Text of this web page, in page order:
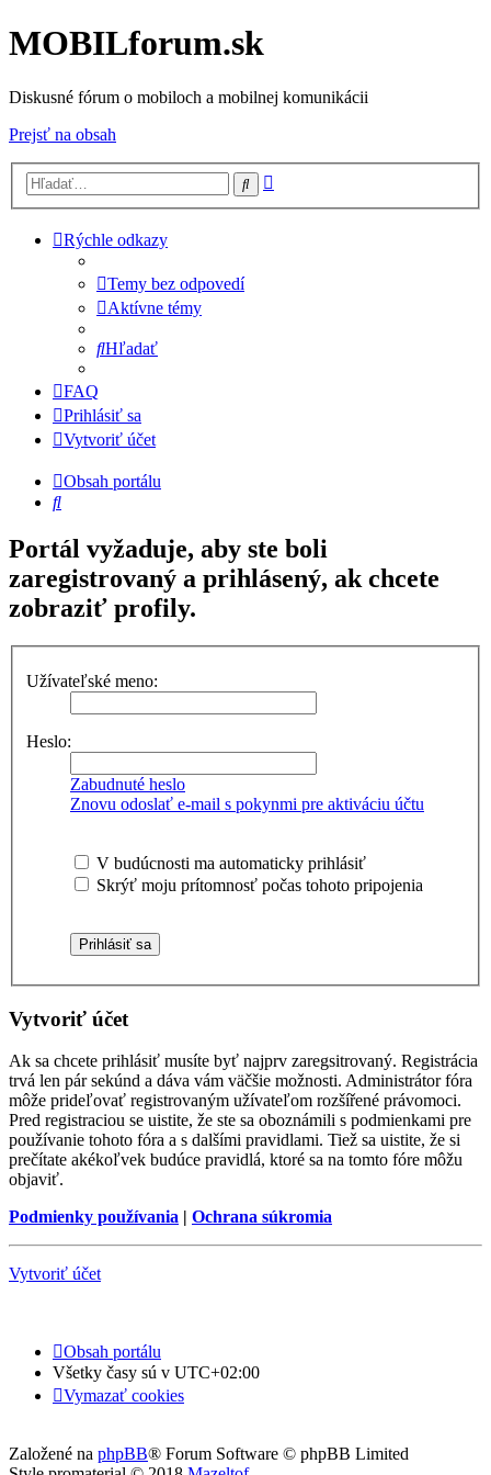
MOBILforum.sk
Diskusné fórum o mobiloch a mobilnej komunikácii
Prejsť na obsah
Hľadať
Rýchle odkazy
Temy bez odpovedí
Aktívne témy
Hľadať
FAQ
Prihlásiť sa
Vytvoriť účet
Obsah portálu
Hľadať
Portál vyžaduje, aby ste boli
zaregistrovaný a prihlásený, ak chcete
zobraziť profily.
Užívateľské meno:
Heslo:
Zabudnuté heslo
Znovu odoslať e-mail s pokynmi pre aktiváciu účtu
V budúcnosti ma automaticky prihlásiť
Skrýť moju prítomnosť počas tohoto pripojenia
Vytvoriť účet
Ak sa chcete prihlásiť musíte byť najprv zaregsitrovaný. Registrácia
trvá len pár sekúnd a dáva vám väčšie možnosti. Administrátor fóra
môže prideľovať registrovaným užívateľom rozšířené právomoci.
Pred registraciou se uistite, že ste sa oboznámili s podmienkami pre
používanie tohoto fóra a s dalšími pravidlami. Tiež sa uistite, že si
prečítate akékoľvek budúce pravidlá, ktoré sa na tomto fóre môžu
objaviť.
Podmienky používania | Ochrana súkromia
Vytvoriť účet
Obsah portálu
Všetky časy sú v UTC+02:00
Vymazať cookies
Založené na phpBB® Forum Software © phpBB Limited